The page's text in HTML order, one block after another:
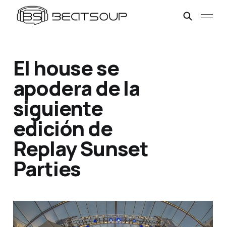
El house se
apodera de la
siguiente
edición de
Replay Sunset
Parties